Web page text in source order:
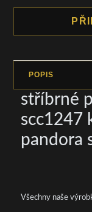
POPIS
stříbrné
scc1247
pandora
Všechny naše